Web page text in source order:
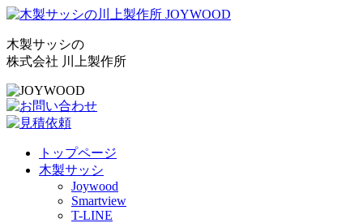
木製サッシの
株式会社 川上製作所
トップページ
木製サッシ
Joywood
Smartview
T-LINE